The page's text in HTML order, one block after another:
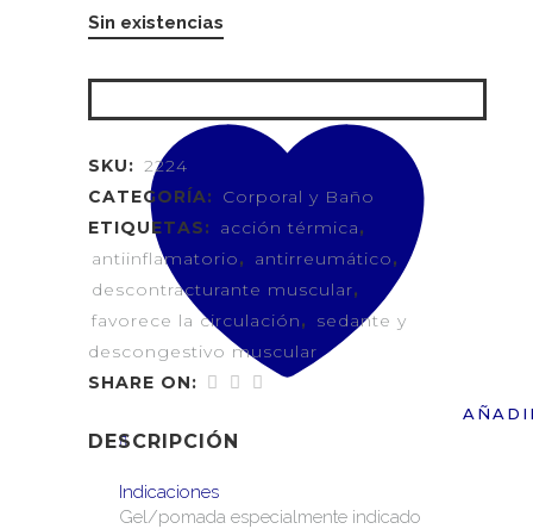
Sin existencias
SKU: 2224
CATEGORÍA:
Corporal y Baño
ETIQUETAS:
acción térmica,
antiinflamatorio, antirreumático,
descontracturante muscular,
favorece la circulación,
sedante y
descongestivo muscular
SHARE ON:
DESCRIPCIÓN
Indicaciones
Gel/pomada especialmente indicado